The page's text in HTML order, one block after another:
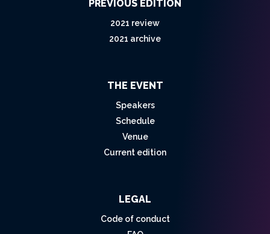
PREVIOUS EDITION
2021 review
2021 archive
THE EVENT
Speakers
Schedule
Venue
Current edition
LEGAL
Code of conduct